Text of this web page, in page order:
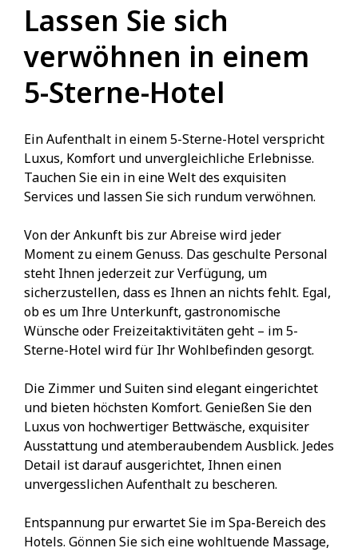
Lassen Sie sich
verwöhnen in einem
5-Sterne-Hotel
Ein Aufenthalt in einem 5-Sterne-Hotel verspricht
Luxus, Komfort und unvergleichliche Erlebnisse.
Tauchen Sie ein in eine Welt des exquisiten
Services und lassen Sie sich rundum verwöhnen.
Von der Ankunft bis zur Abreise wird jeder
Moment zu einem Genuss. Das geschulte Personal
steht Ihnen jederzeit zur Verfügung, um
sicherzustellen, dass es Ihnen an nichts fehlt. Egal,
ob es um Ihre Unterkunft, gastronomische
Wünsche oder Freizeitaktivitäten geht – im 5-
Sterne-Hotel wird für Ihr Wohlbefinden gesorgt.
Die Zimmer und Suiten sind elegant eingerichtet
und bieten höchsten Komfort. Genießen Sie den
Luxus von hochwertiger Bettwäsche, exquisiter
Ausstattung und atemberaubendem Ausblick. Jedes
Detail ist darauf ausgerichtet, Ihnen einen
unvergesslichen Aufenthalt zu bescheren.
Entspannung pur erwartet Sie im Spa-Bereich des
Hotels. Gönnen Sie sich eine wohltuende Massage,